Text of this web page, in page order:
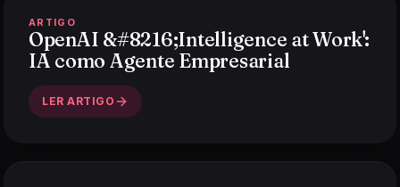
ARTIGO
OpenAI &#8216;Intelligence at Work':
IA como Agente Empresarial
LER ARTIGO